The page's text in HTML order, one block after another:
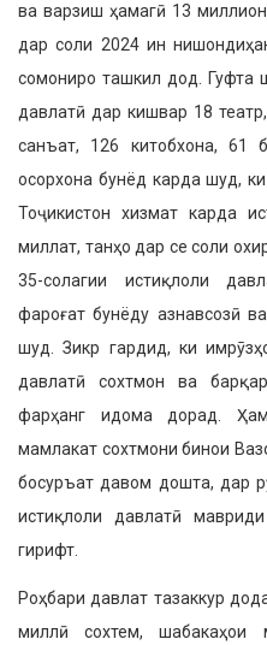
ва варзиш ҳамагӣ 13
дар соли 2024 ин
сомониро ташкил дод. Гуфта
дав­латӣ дар кишвар 18
санъат, 126 ки­тобхона, 61
осорхона бунёд карда шуд,
Тоҷикистон хизмат карда
миллат, танҳо дар се соли
35-сола­гии истиқлоли
фароғат бунёду азнавсозӣ
шуд. Зикр гардид, ки
давлатӣ сохтмон ва
фарҳанг идома дорад.
мамлакат сохтмони бинои
босуръат да­вом дошта, дар
истиқлоли давлатӣ
гирифт.
Роҳбари давлат тазаккур
миллӣ сох­тем, шабакаҳои